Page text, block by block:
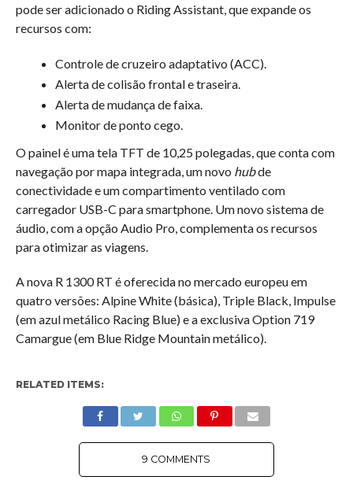
pode ser adicionado o Riding Assistant, que expande os
recursos com:
Controle de cruzeiro adaptativo (ACC).
Alerta de colisão frontal e traseira.
Alerta de mudança de faixa.
Monitor de ponto cego.
O painel é uma tela TFT de 10,25 polegadas, que conta com
navegação por mapa integrada, um novo hubde
conectividade e um compartimento ventilado com
carregador USB-C para smartphone. Um novo sistema de
áudio, com a opção Audio Pro, complementa os recursos
para otimizar as viagens.
A nova R 1300 RT é oferecida no mercado europeu em
quatro versões: Alpine White (básica), Triple Black, Impulse
(em azul metálico Racing Blue) e a exclusiva Option 719
Camargue (em Blue Ridge Mountain metálico).
RELATED ITEMS:
9 COMMENTS